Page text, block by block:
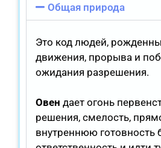
Общая природа
Это код людей,
движения, прорыва и
ожидания разрешения.
Овен дает огонь
решения, смелость,
внутреннюю готовность